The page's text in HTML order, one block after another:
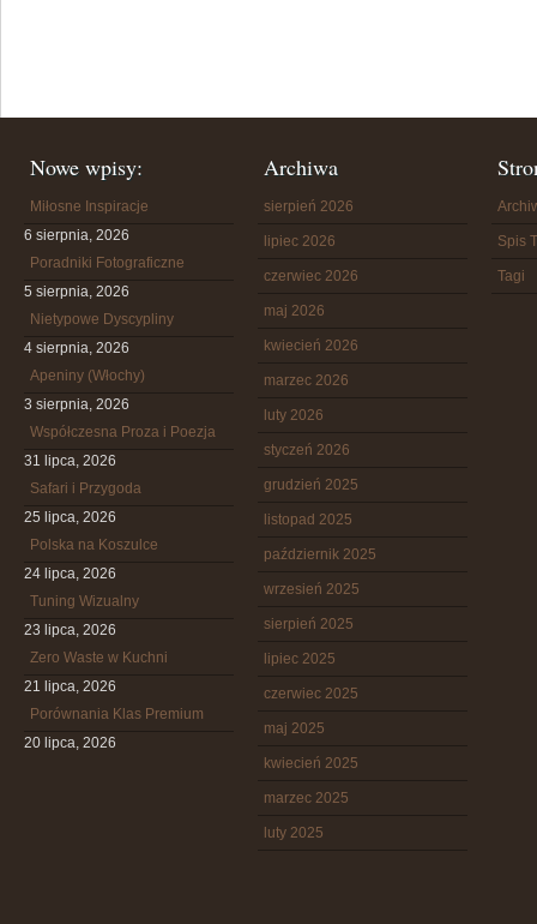
Nowe wpisy:
Miłosne Inspiracje
6 sierpnia, 2026
Poradniki Fotograficzne
5 sierpnia, 2026
Nietypowe Dyscypliny
4 sierpnia, 2026
Apeniny (Włochy)
3 sierpnia, 2026
Współczesna Proza i Poezja
31 lipca, 2026
Safari i Przygoda
25 lipca, 2026
Polska na Koszulce
24 lipca, 2026
Tuning Wizualny
23 lipca, 2026
Zero Waste w Kuchni
21 lipca, 2026
Porównania Klas Premium
20 lipca, 2026
Archiwa
sierpień 2026
lipiec 2026
czerwiec 2026
maj 2026
kwiecień 2026
marzec 2026
luty 2026
styczeń 2026
grudzień 2025
listopad 2025
październik 2025
wrzesień 2025
sierpień 2025
lipiec 2025
czerwiec 2025
maj 2025
kwiecień 2025
marzec 2025
luty 2025
Spis
Tagi